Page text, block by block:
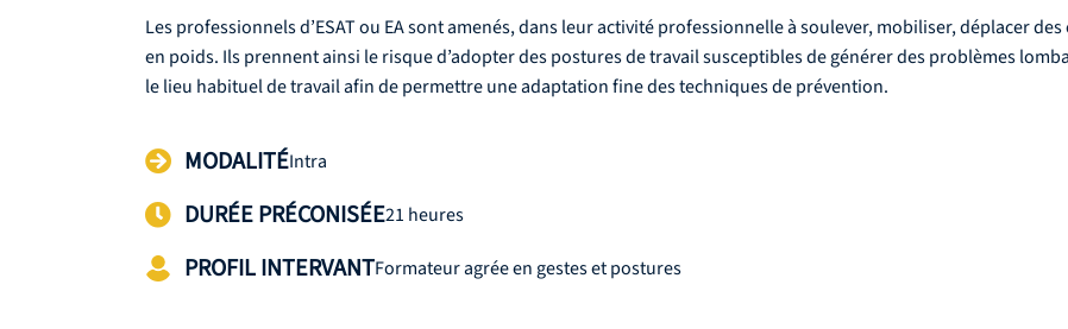
Les professionnels d’ESAT ou EA sont amenés, dans leur activité professionnelle à soulever, mobiliser, déplacer
en poids. Ils prennent ainsi le risque d’adopter des postures de travail susceptibles de générer des problèmes
le lieu habituel de travail afin de permettre une adaptation fine des techniques de prévention.
MODALITÉIntra
DURÉE PRÉCONISÉE21 heures
PROFIL INTERVANTFormateur agrée en gestes et postures